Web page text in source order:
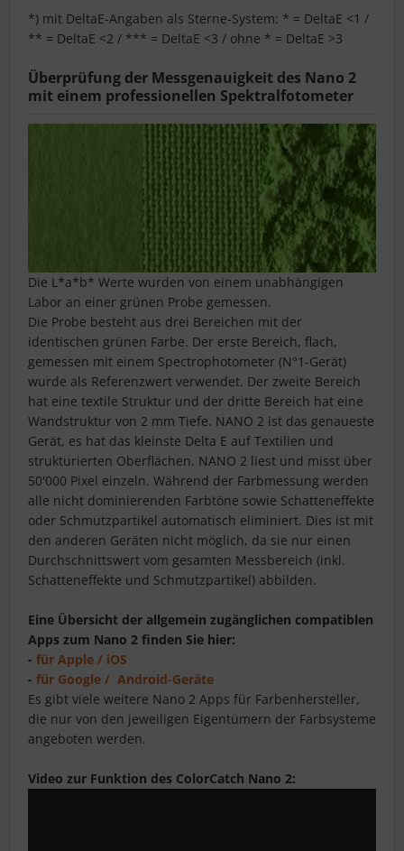
*) mit DeltaE-Angaben als Sterne-System: * = DeltaE <1 /
** = DeltaE <2 / *** = DeltaE <3 / ohne * = DeltaE >3
Überprüfung der Messgenauigkeit des Nano 2
mit einem professionellen Spektralfotometer
Die L*a*b* Werte wurden von einem unabhängigen
Labor an einer grünen Probe gemessen.
Die Probe besteht aus drei Bereichen mit der
identischen grünen Farbe. Der erste Bereich, flach,
gemessen mit einem Spectrophotometer (N°1-Gerät)
wurde als Referenzwert verwendet. Der zweite Bereich
hat eine textile Struktur und der dritte Bereich hat eine
Wandstruktur von 2 mm Tiefe. NANO 2 ist das genaueste
Gerät, es hat das kleinste Delta E auf Textilien und
strukturierten Oberflächen. NANO 2 liest und misst über
50'000 Pixel einzeln. Während der Farbmessung werden
alle nicht dominierenden Farbtöne sowie Schatteneffekte
oder Schmutzpartikel automatisch eliminiert. Dies ist mit
den anderen Geräten nicht möglich, da sie nur einen
Durchschnittswert vom gesamten Messbereich (inkl.
Schatteneffekte und Schmutzpartikel) abbilden.
Eine Übersicht der allgemein zugänglichen compatiblen
Apps zum Nano 2 finden Sie hier:
- für Apple / iOS
- für Google / Android-Geräte
Es gibt viele weitere Nano 2 Apps für Farbenhersteller,
die nur von den jeweiligen Eigentümern der Farbsysteme
angeboten werden.
Video zur Funktion des ColorCatch Nano 2: